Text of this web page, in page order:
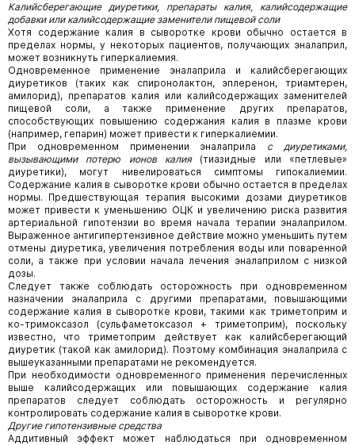
Калийсберегающие диуретики, препараты калия, калийсодержащие
добавки или калийсодержащие заменители пищевой соли
Хотя содержание калия в сыворотке крови обычно остается в
пределах нормы, у некоторых пациентов, получающих эналаприл,
может возникнуть гиперкалиемия.
Одновременное применение эналаприла и калийсберегающих
диуретиков (таких как спиронолактон, эплеренон, триамтерен,
амилорид), препаратов калия или калийсодержащих заменителей
пищевой соли, а также применение других препаратов,
способствующих повышению содержания калия в плазме крови
(например, гепарин) может привести к гиперкалиемии.
При одновременном применении эналаприла с диуретиками,
вызывающими потерю ионов калия(тиазидные или «петлевые»
диуретики), могут нивелироваться симптомы гипокалиемии.
Содержание калия в сыворотке крови обычно остается в пределах
нормы. Предшествующая терапия высокими дозами диуретиков
может привести к уменьшению ОЦК и увеличению риска развития
артериальной гипотензии во время начала терапии эналаприлом.
Выраженное антигипертензивное действие можно уменьшить путем
отмены диуретика, увеличения потребления воды или поваренной
соли, а также при условии начала лечения эналаприлом с низкой
дозы.
Следует также соблюдать осторожность при одновременном
назначении эналаприла с другими препаратами, повышающими
содержание калия в сыворотке крови, такими как триметоприм и
ко-тримоксазол (сульфаметоксазол + триметоприм), поскольку
известно, что триметоприм действует как калийсберегающий
диуретик (такой как амилорид). Поэтому комбинация эналаприла с
вышеуказанными препаратами не рекомендуется.
При необходимости одновременного применения перечисленных
выше калийсодержащих или повышающих содержание калия
препаратов следует соблюдать осторожность и регулярно
контролировать содержание калия в сыворотке крови.
Другие гипотензивные средства
Аддитивный эффект может наблюдаться при одновременном